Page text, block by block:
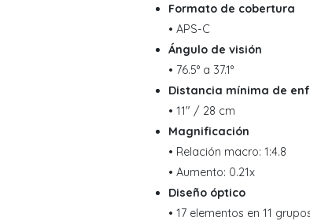
Formato de cobertura
• APS-C
Ángulo de visión
• 76.5° a 37.1°
Distancia mínima de
• 11" / 28 cm
Magnificación
• Relación macro: 1:4.8
• Aumento: 0.21x
Diseño óptico
• 17 elementos en 11